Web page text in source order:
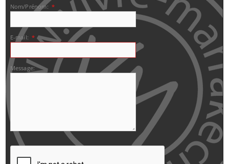
Nom/Prénom: *
E-mail: *
Message: